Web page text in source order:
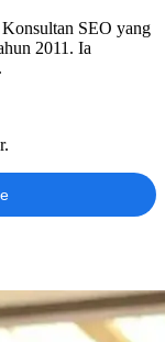
SEO yang
2011. Ia